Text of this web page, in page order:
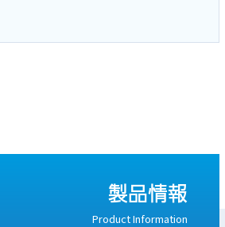
製品情報
Product Information